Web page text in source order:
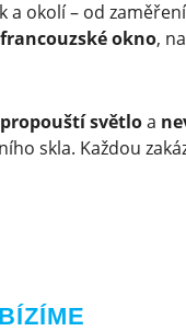
a okolí – od
francouzské okno,
propouští světloa
skla. Každou